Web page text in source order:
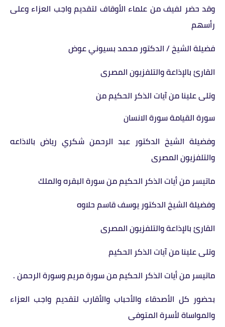
وقد حضر لفيف من علماء الأوقاف لتقديم واجب العزاء وعلى
رأسهم
فضيلة الشيخ / الدكتور محمد بسيوني عوض
القارئ بالإذاعة والتلفزيون المصرى
وتلى علينا من آيات الذكر الحكيم من
سورة القيامة سورة الانسان
وفضيلة الشيخ الدكتور عبد الرحمن شكري رياض بالاذاعه
والتلفزيون المصرى
ماتيسر من أيات الذكر الحكيم من سورة البقره والملك
وفضيلة الشيخ الدكتور يوسف قاسم حلاوه
القارئ بالإذاعة والتلفزيون المصرى
وتلى علينا من آيات الذكر الحكيم
ماتيسر من أيات الذكر الحكيم من سورة مريم وسورة الرحمن .
بحضور كل الأصدقاء والأحباب والأقارب لتقديم واجب العزاء
والمواساة لأسرة المتوفى